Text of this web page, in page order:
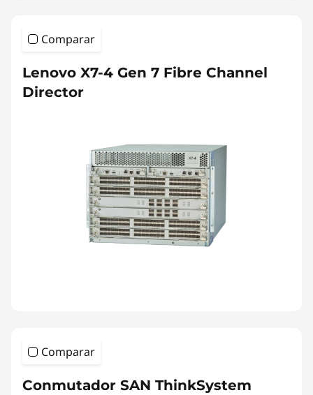
Comparar
Lenovo X7-4 Gen 7 Fibre Channel
Director
Comparar
Conmutador SAN ThinkSystem